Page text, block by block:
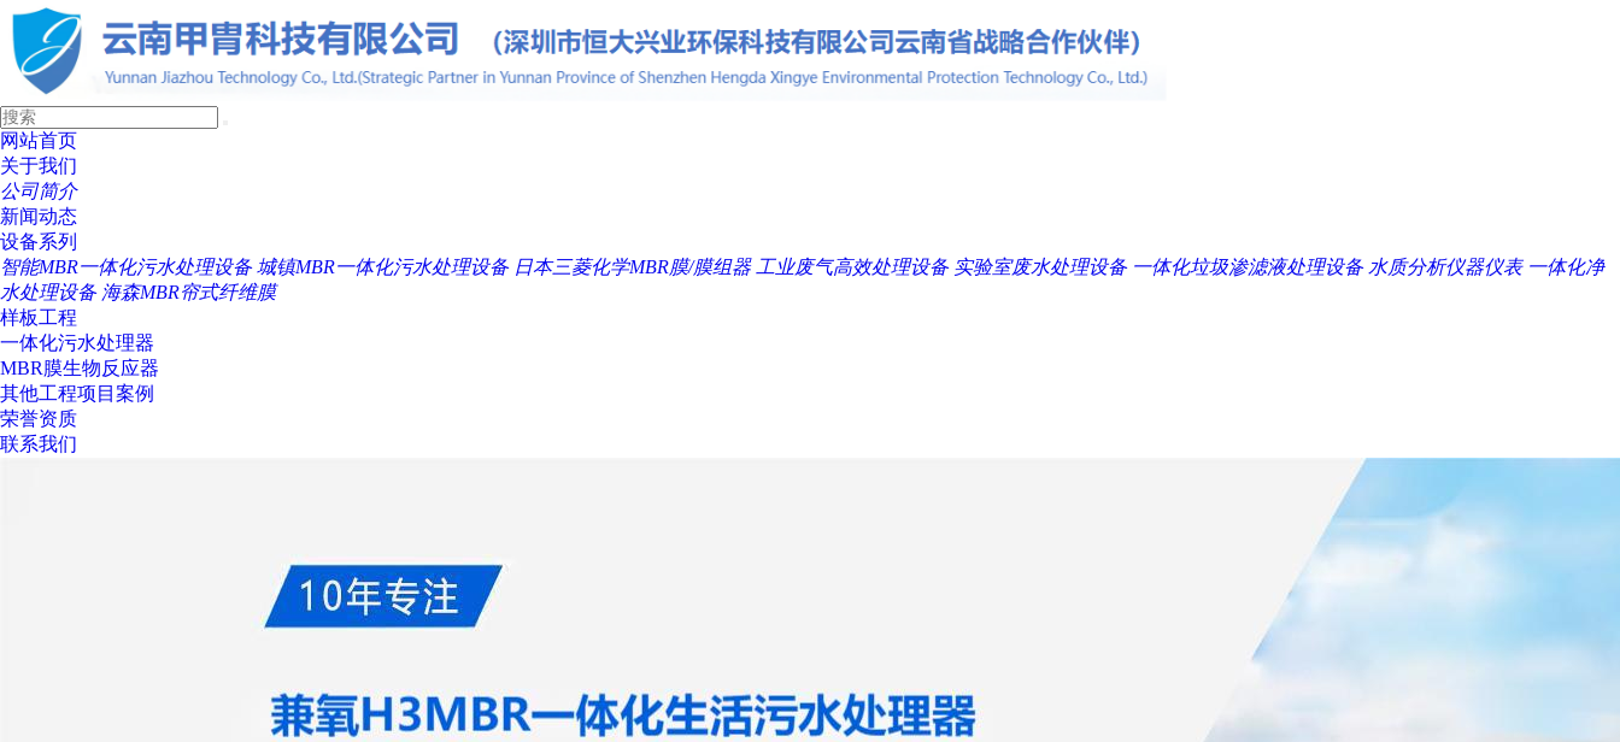
网站首页
关于我们
公司简介
新闻动态
设备系列
智能MBR一体化污水处理设备 城镇MBR一体化污水处理设备 日本三菱化学MBR膜/膜组器 工业废气高效处理设备 实验室废水处理设备 一体化垃圾渗滤液处理设备 水质分析仪器仪表 一体化净
水处理设备 海森MBR帘式纤维膜
样板工程
一体化污水处理器
MBR膜生物反应器
其他工程项目案例
荣誉资质
联系我们